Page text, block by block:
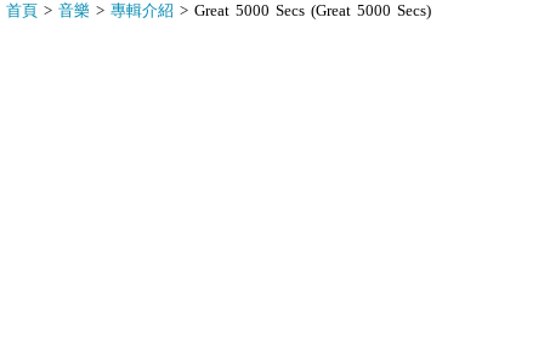
首頁 > 音樂 > 專輯介紹 > Great 5000 Secs (Great 5000 Secs)